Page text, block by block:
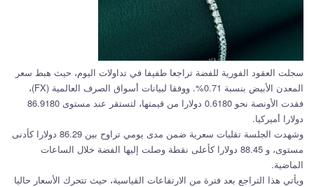
سجلت العقود الفورية للفضة تراجعا طفيفا في تداولات اليوم، حيث هبط سعر
المعدن الأبيض بنسبة 0.71%. ووفقا لبيانات أسواق الصرف العالمية (FX)،
فقدت الأونصة نحو 0.6180 دولارا من قيمتها، لتستقر عند مستوى 86.9180
دولارا أميركيا.
وشهدت الجلسة تقلبات سعرية ضمن مدى يومي تراوح بين 86.29 دولارا كأدنى
مستوى، و 88.45 دولارا كأعلى نقطة وصلت إليها الفضة خلال الساعات
الماضية.
ويأتي هذا التراجع بعد فترة من الارتفاعات القياسية، حيث تتحرك الأسعار حاليا